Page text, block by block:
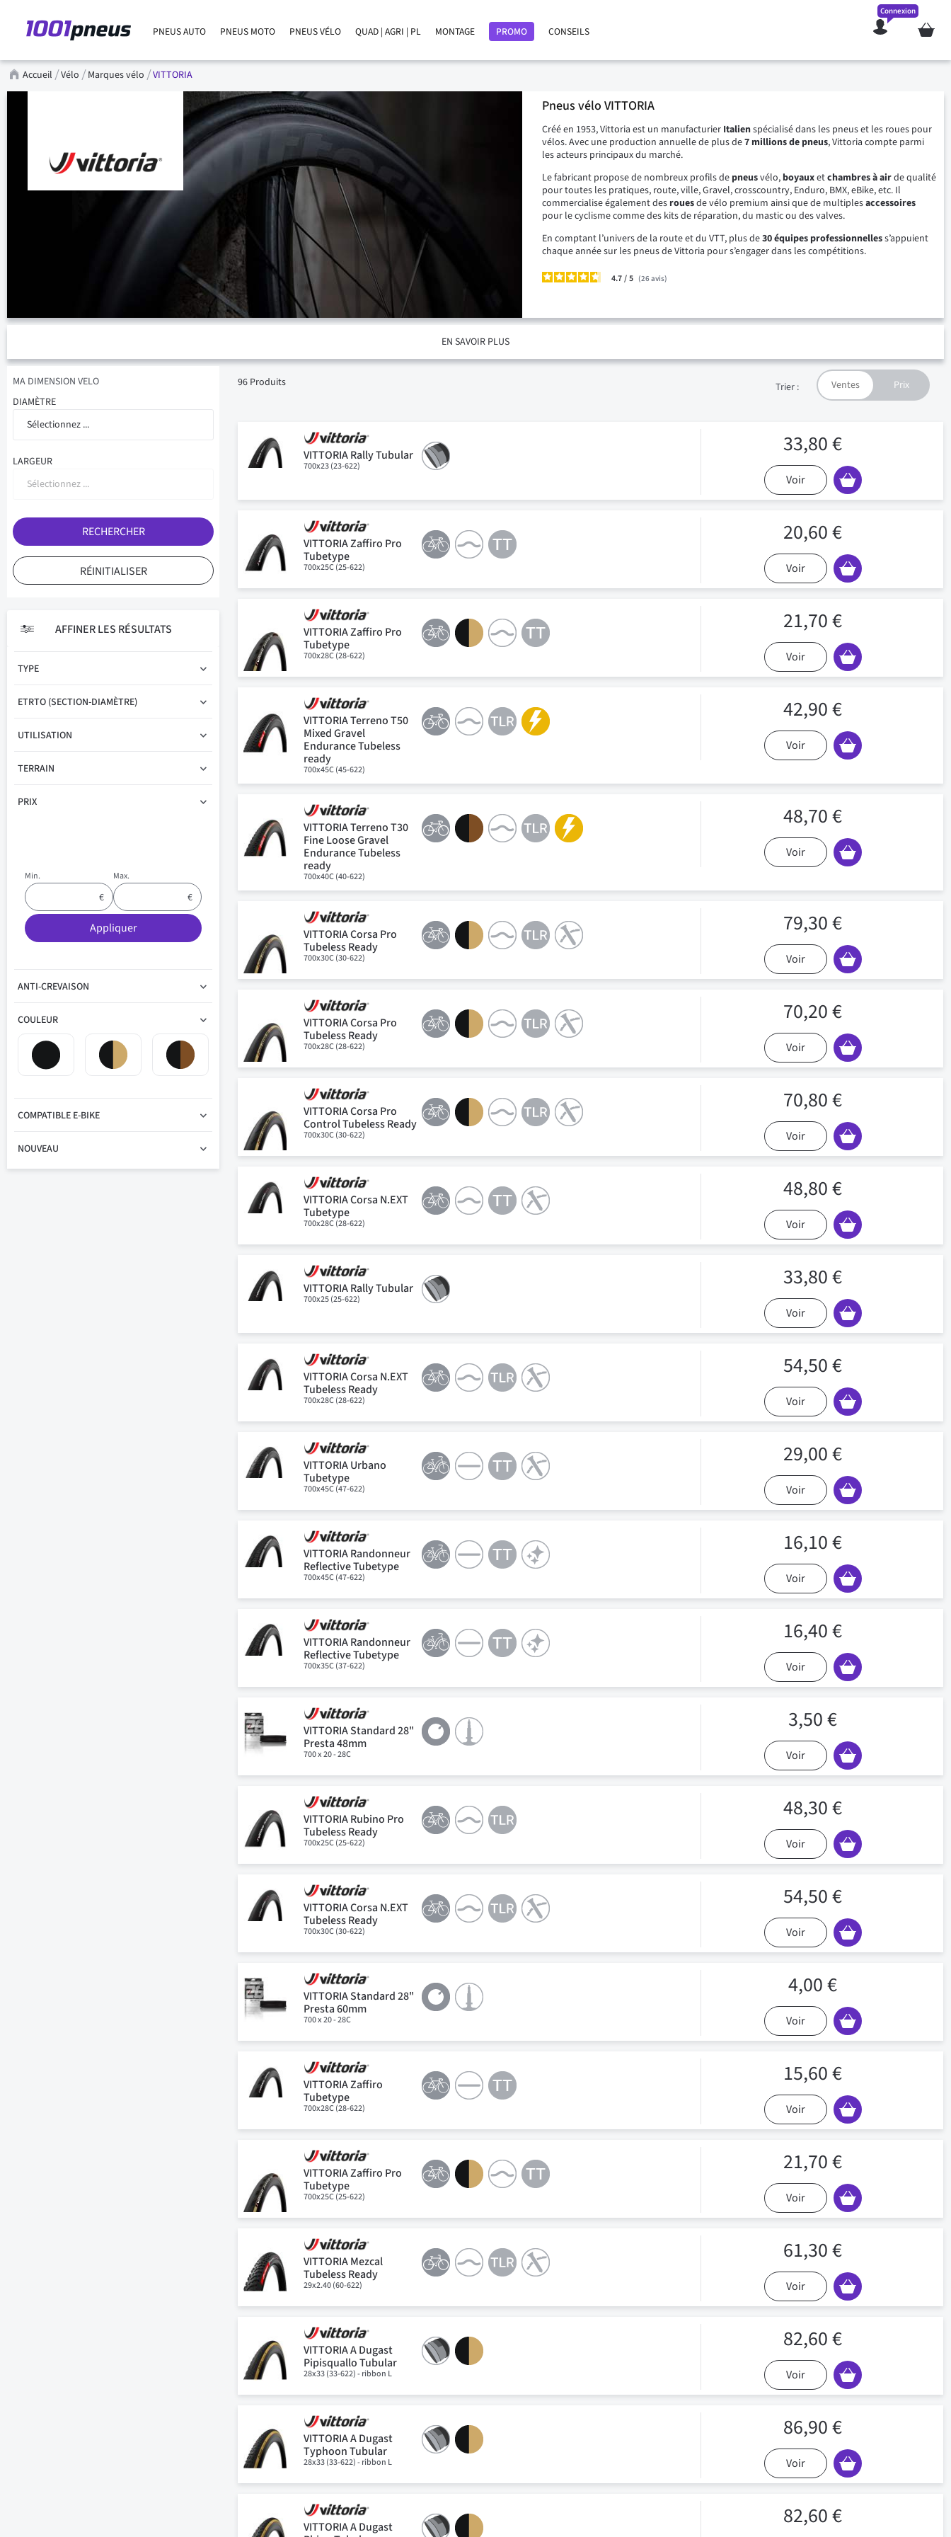
PNEUS AUTO PNEUS MOTO PNEUS VÉLO QUAD | AGRI | PL MONTAGE PROMO CONSEILS Mon
Connexion
Accueil Vélo Marques vélo VITTORIA
Pneus vélo VITTORIA
Créé en 1953, Vittoria est un manufacturier Italienspécialisé dans les pneus et les roues pour
vélos. Avec une production annuelle de plus de7 millions de pneus, Vittoria compte parmi
les acteurs principaux du marché.
Le fabricant propose de nombreux profils de pneusvélo, boyauxetchambres à airde qualité
pour toutes les pratiques, route, ville, Gravel, crosscountry, Enduro, BMX, eBike, etc. Il
commercialise également des rouesde vélo premium ainsi que de multiplesaccessoires
pour le cyclisme comme des kits de réparation, du mastic ou des valves.
En comptant l’univers de la route et du VTT, plus de30 équipes professionnelless’appuient
chaque année sur les pneus de Vittoria pour s’engager dans les compétitions.
4.7/ 26avis
EN SAVOIR PLUS
96 Produits Trier :
VITTORIA Rally Tubular
700x23 (23-622)
33,80 €
Voir
VITTORIA Zaffiro Pro
Tubetype
700x25C (25-622)
20,60 €
Voir
VITTORIA Zaffiro Pro
Tubetype
700x28C (28-622)
21,70 €
Voir
VITTORIA Terreno T50
Mixed Gravel
Endurance Tubeless
ready
700x45C (45-622)
42,90 €
Voir
VITTORIA Terreno T30
Fine Loose Gravel
Endurance Tubeless
ready
700x40C (40-622)
48,70 €
Voir
VITTORIA Corsa Pro
Tubeless Ready
700x30C (30-622)
79,30 €
Voir
VITTORIA Corsa Pro
Tubeless Ready
700x28C (28-622)
70,20 €
Voir
VITTORIA Corsa Pro
Control Tubeless Ready
700x30C (30-622)
70,80 €
Voir
VITTORIA Corsa N.EXT
Tubetype
700x28C (28-622)
48,80 €
Voir
VITTORIA Rally Tubular
700x25 (25-622)
33,80 €
Voir
VITTORIA Corsa N.EXT
Tubeless Ready
700x28C (28-622)
54,50 €
Voir
VITTORIA Urbano
Tubetype
700x45C (47-622)
29,00 €
Voir
VITTORIA Randonneur
Reflective Tubetype
700x45C (47-622)
16,10 €
Voir
VITTORIA Randonneur
Reflective Tubetype
700x35C (37-622)
16,40 €
Voir
VITTORIA Standard 28"
Presta 48mm
700 x 20 - 28C
3,50 €
Voir
VITTORIA Rubino Pro
Tubeless Ready
700x25C (25-622)
48,30 €
Voir
VITTORIA Corsa N.EXT
Tubeless Ready
700x30C (30-622)
54,50 €
Voir
VITTORIA Standard 28"
Presta 60mm
700 x 20 - 28C
4,00 €
Voir
VITTORIA Zaffiro
Tubetype
700x28C (28-622)
15,60 €
Voir
VITTORIA Zaffiro Pro
Tubetype
700x25C (25-622)
21,70 €
Voir
VITTORIA Mezcal
Tubeless Ready
29x2.40 (60-622)
61,30 €
Voir
VITTORIA A Dugast
Pipisquallo Tubular
28x33 (33-622) - ribbon L
82,60 €
Voir
VITTORIA A Dugast
Typhoon Tubular
28x33 (33-622) - ribbon L
86,90 €
Voir
VITTORIA A Dugast
82,60 €
MA DIMENSION VELO
DIAMÈTRE
Sélectionnez ...
LARGEUR
Sélectionnez ...
RÉINITIALISER
RECHERCHER
AFFINER LES RÉSULTATS
TYPE
ETRTO (SECTION-DIAMÈTRE)
UTILISATION
TERRAIN
PRIX
Min. Max.
Appliquer
ANTI-CREVAISON
COULEUR
COMPATIBLE E-BIKE
NOUVEAU